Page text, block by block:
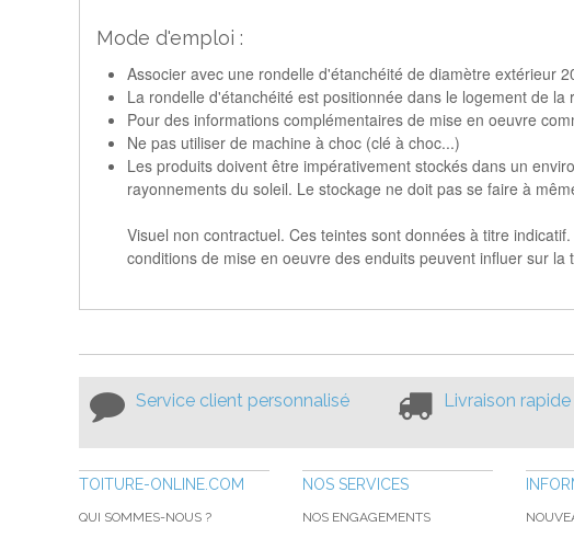
Mode d'emploi :
Associer avec une rondelle d'étanchéité de diamètre extérieur
La rondelle d'étanchéité est positionnée dans le logement de
Pour des informations complémentaires de mise en oeuvre
Ne pas utiliser de machine à choc (clé à choc...)
Les produits doivent être impérativement stockés dans un
rayonnements du soleil. Le stockage ne doit pas se faire à
Visuel non contractuel. Ces teintes sont données à titre
conditions de mise en oeuvre des enduits peuvent influer sur
Service client personnalisé Livraison
TOITURE-ONLINE.COM
QUI SOMMES-NOUS ?
NOS SERVICES
NOS ENGAGEMENTS